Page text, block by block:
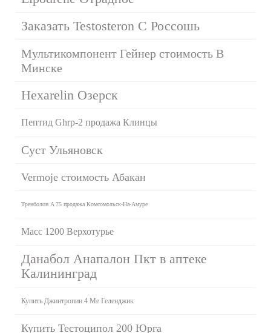
Заказать Testosteron C Россошь
Мультикомпонент Гейнер стоимость В
Минске
Hexarelin Озерск
Пептид Ghrp-2 продажа Клинцы
Суст Ульяновск
Vermoje стоимость Абакан
Тренболон A 75 продажа Комсомольск-На-Амуре
Масс 1200 Верхотурье
Данабол Анапалон Пкт в аптеке
Калининград
Купить Джинтропин 4 Ме Геленджик
Купить Тестоципол 200 Юрга